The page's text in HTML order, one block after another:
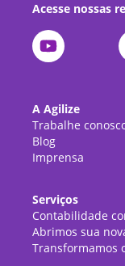
Acesse nossas
A Agilize
Trabalhe
Blog
Imprensa
Serviços
Contabilidade
Abrimos sua
Transformamos